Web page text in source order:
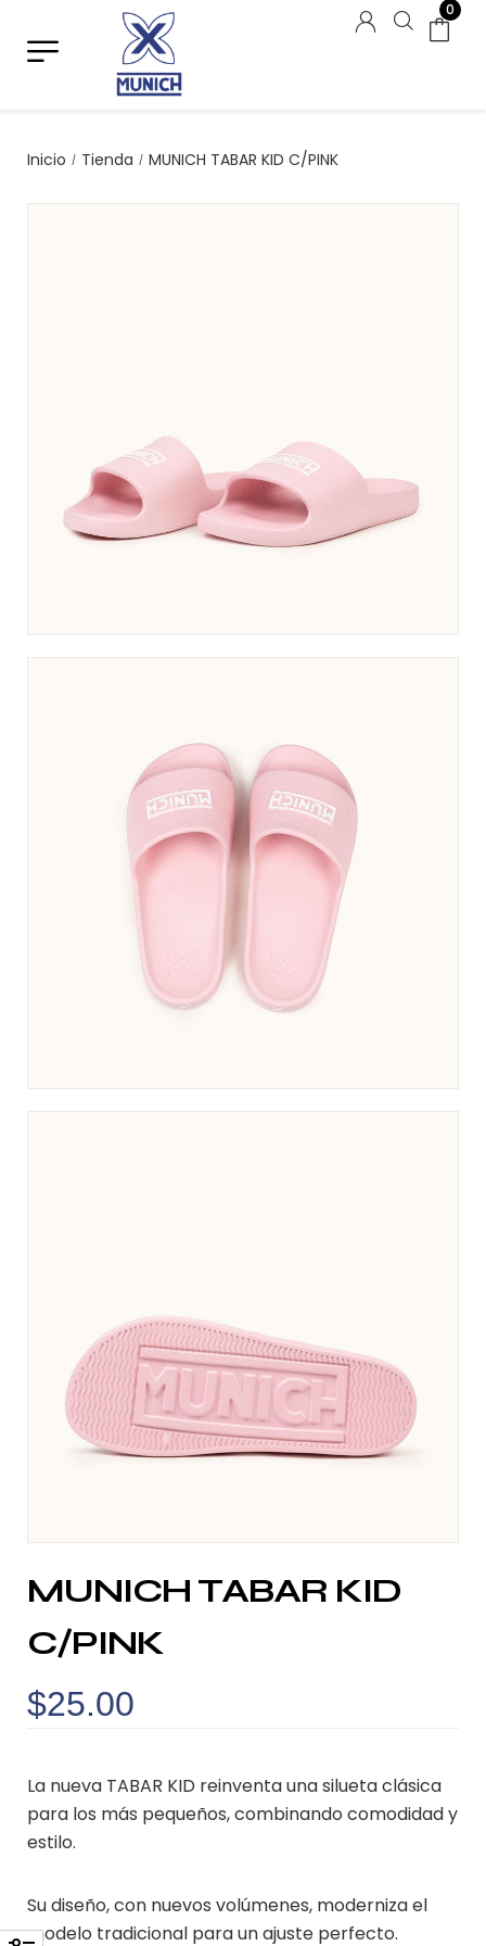
0
Inicio / Tienda / MUNICH TABAR KID C/PINK
MUNICH TABAR KID
C/PINK
$25.00
La nueva TABAR KID reinventa una silueta clásica
para los más pequeños, combinando comodidad y
estilo.
Su diseño, con nuevos volúmenes, moderniza el
modelo tradicional para un ajuste perfecto.